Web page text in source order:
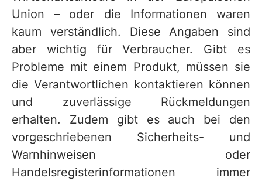
Union – oder die Informationen waren
kaum verständlich. Diese Angaben sind
aber wichtig für Verbraucher. Gibt es
Probleme mit einem Produkt, müssen sie
die Verantwortlichen kontaktieren können
und zuverlässige Rückmeldungen
erhalten. Zudem gibt es auch bei den
vorgeschriebenen Sicherheits- und
Warnhinweisen oder
Handelsregisterinformationen immer